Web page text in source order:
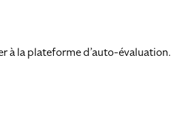
à la plateforme d’auto-évaluation.